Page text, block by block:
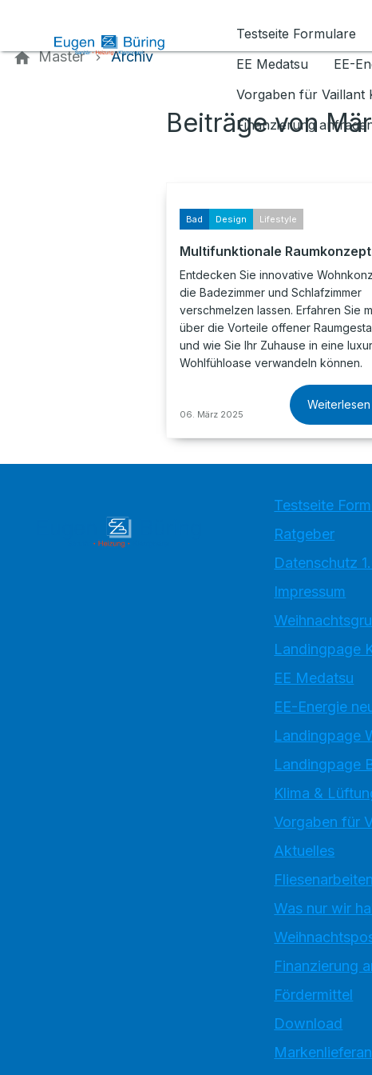
Testseite Formulare
EE Medatsu
EE-
Vorgaben für Vaillant
Finanzierung
Master Archiv
Beiträge von
Bad Design Lifestyle
Multifunktionale
Entdecken Sie innovative
die Badezimmer und Schlafzimmer
verschmelzen lassen. Erfahren Sie
über die Vorteile offener
und wie Sie Ihr Zuhause in eine
Wohlfühloase verwandeln können.
06. März 2025
Weiterlesen
Testseite
Ratgeber
Datenschutz
Impressum
Landingpage
EE Medatsu
EE-Energie
Landingpage
Landingpage
Klima &
Vorgaben für
Aktuelles
Was nur wir
Finanzierung
Fördermittel
Download